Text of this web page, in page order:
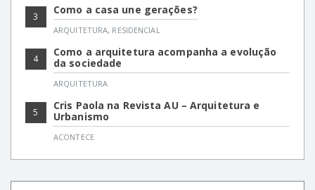
3 Como a casa une gerações?
ARQUITETURA, RESIDENCIAL
4
Como a arquitetura acompanha a evolução
da sociedade
ARQUITETURA
5
Cris Paola na Revista AU – Arquitetura e
Urbanismo
ACONTECE